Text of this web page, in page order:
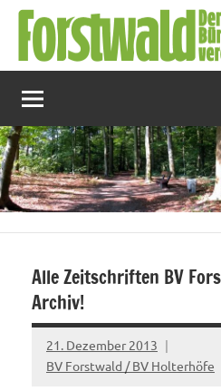
Zum
Inhalt
springen
Alle Zeitschriften BV
Archiv!
21. Dezember 2013
BV Forstwald / BV Holterhöfe